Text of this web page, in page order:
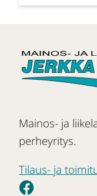
Mainos- ja
perheyritys.
Tilaus- ja